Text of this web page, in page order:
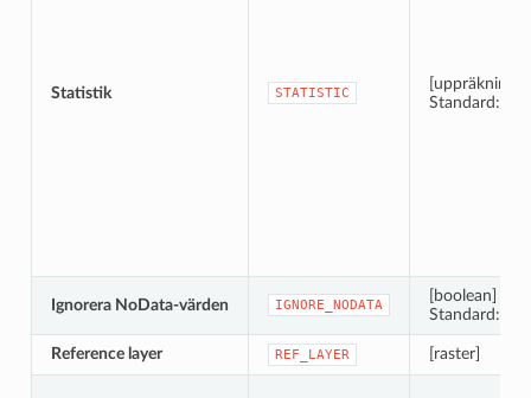
Statistik STATISTIC
[uppräkning]
Standard: 0
Ignorera NoData-värden IGNORE_NODATA
[boolean]
Standard:
Reference layer REF_LAYER [raster]